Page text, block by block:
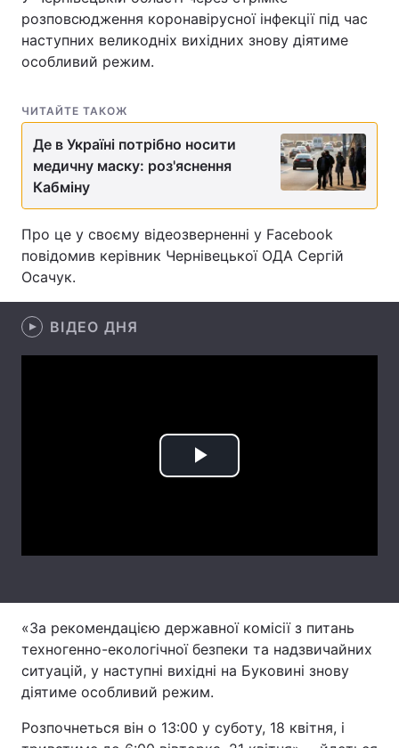
Головна Війна
Україна
Економіка
Спорт Наука
Техно і зв'язок
Здоров'я Туризм
Цікавинки Погода
Екологія
Статті
Думки
розповсюдження коронавірусної інфекції під час
наступних великодніх вихідних знову діятиме
особливий режим.
ЧИТАЙТЕ ТАКОЖ
Де в Україні потрібно носити
медичну маску: роз'яснення
Кабміну
Про це у своєму відеозверненні у Facebook
повідомив керівник Чернівецької ОДА Сергій
Осачук.
ВІДЕО ДНЯ
Play
«За рекомендацією державної комісії з питань
техногенно-екологічної безпеки та надзвичайних
ситуацій, у наступні вихідні на Буковині знову
діятиме особливий режим.
Розпочнеться він о 13:00 у суботу, 18 квітня, і